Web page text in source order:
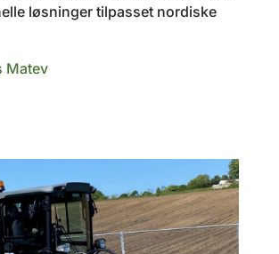
løsninger tilpasset nordiske
Matev